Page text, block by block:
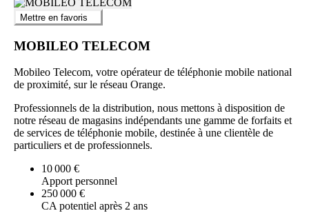
Mettre en favoris
MOBILEO TELECOM
Mobileo Telecom, votre opérateur de téléphonie mobile national
de proximité, sur le réseau Orange.
Professionnels de la distribution, nous mettons à disposition de
notre réseau de magasins indépendants une gamme de forfaits et
de services de téléphonie mobile, destinée à une clientèle de
particuliers et de professionnels.
10 000 €
Apport personnel
250 000 €
CA potentiel après 2 ans